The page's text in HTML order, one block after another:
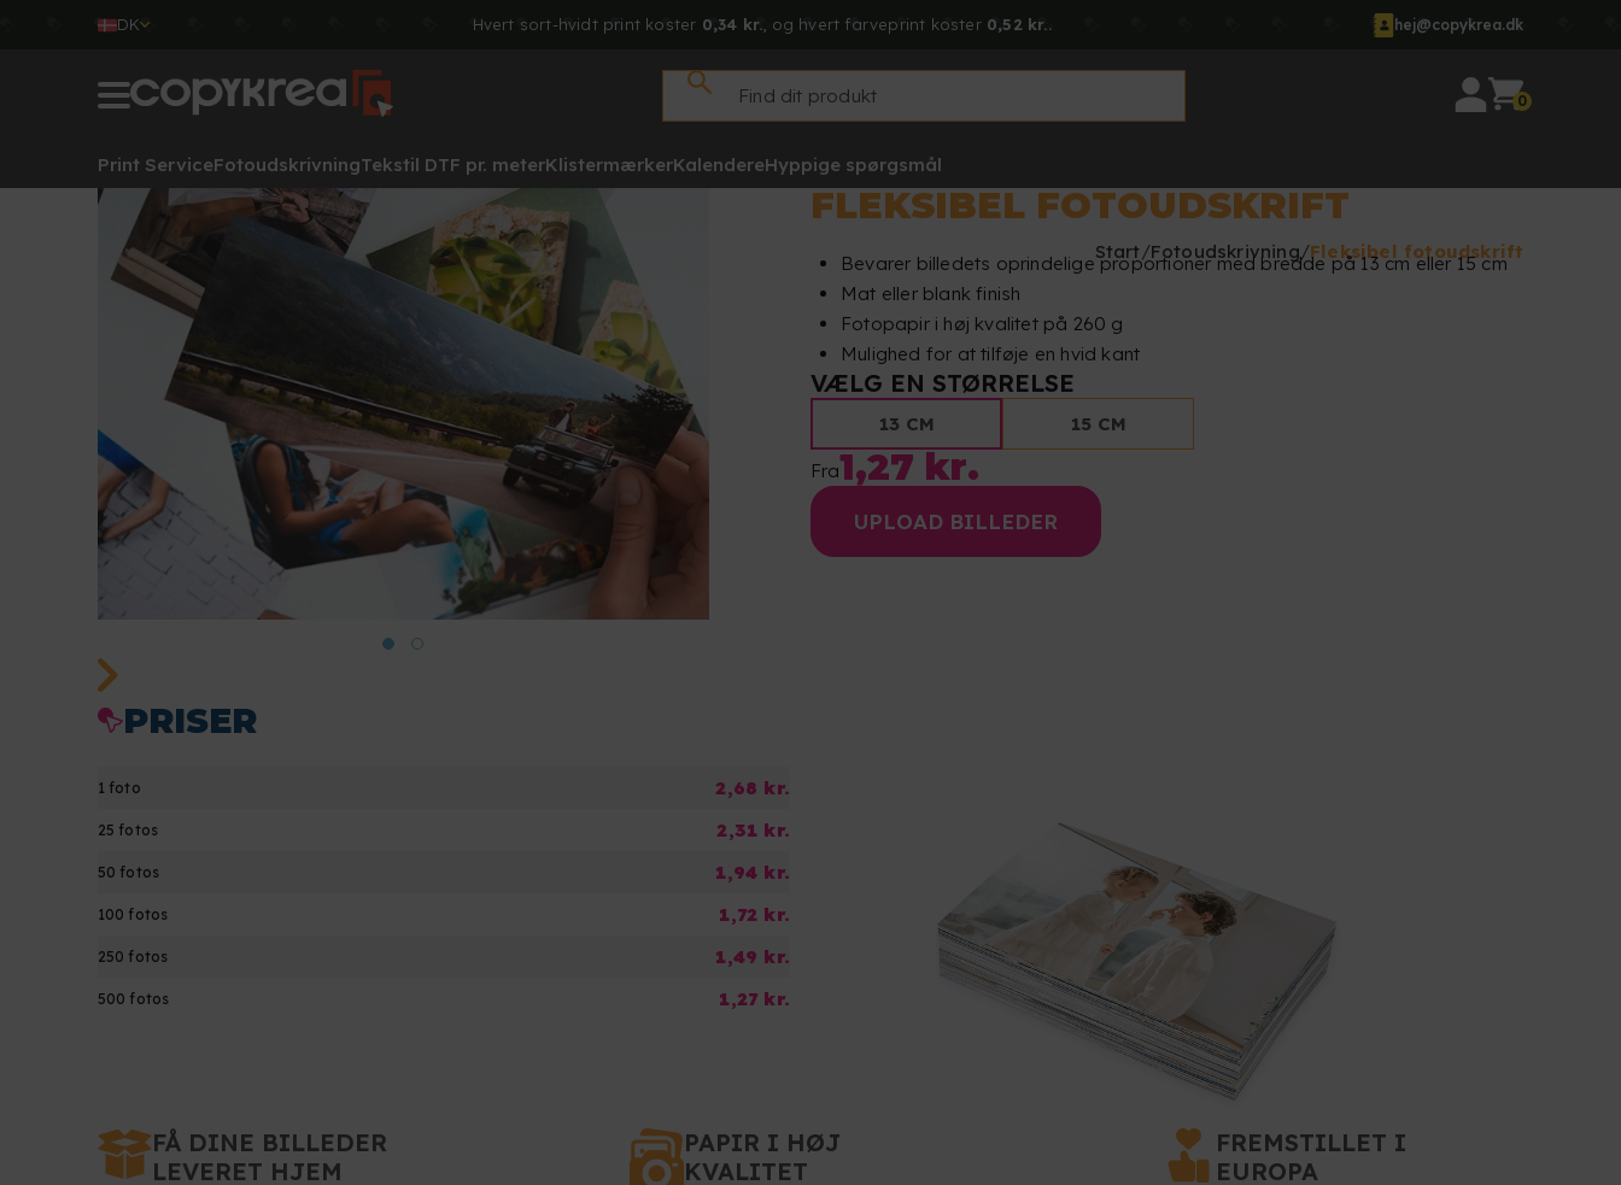
DK Hvert sort-hvidt print koster 0,34 kr. , og hvert farveprint koster 0,52 kr.. hej@copykrea.dk
0
Print ServiceFotoudskrivningTekstil DTF pr. meterKlistermærkerKalendereHyppige spørgsmål
Start Fotoudskrivning Fleksibel fotoudskrift
FLEKSIBEL FOTOUDSKRIFT
Bevarer billedets oprindelige proportioner med bredde på 13 cm eller 15 cm
Mat eller blank finish
Fotopapir i høj kvalitet på 260 g
Mulighed for at tilføje en hvid kant
VÆLG EN STØRRELSE
13 CM 15 CM
Fra1,27 kr.
UPLOAD BILLEDER
PRISER
1 foto 2,68 kr.
25 fotos 2,31 kr.
50 fotos 1,94 kr.
100 fotos 1,72 kr.
250 fotos 1,49 kr.
500 fotos 1,27 kr.
FÅ DINE BILLEDER
LEVERET HJEM
PAPIR I HØJ
KVALITET
FREMSTILLET I
EUROPA